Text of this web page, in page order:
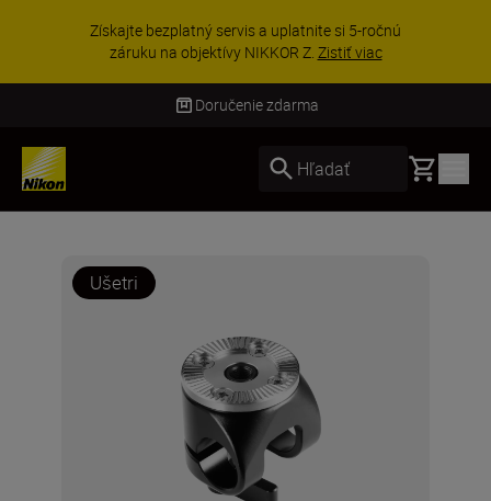
UŠETRI NA PRÍSLUŠENSTVE |
vybranom príslušenstve a
výbavu ešte dne...
Doručenie zdarma
Hľadať Basket
Ušetri